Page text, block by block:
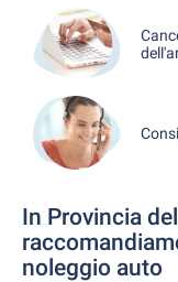
In Provincia
noleggio auto